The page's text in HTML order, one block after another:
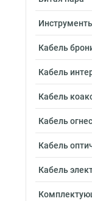
Кабель
Кабель
Кабель
Кабель
Кабель
Кабель